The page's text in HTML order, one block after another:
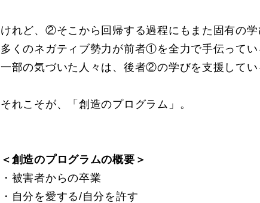
けれど、②そこから回帰する過程にもまた固有の学
多くのネガティブ勢力が前者①を全力で手伝ってい
一部の気づいた人々は、後者②の学びを支援してい
それこそが、「創造のプログラム」。
＜創造のプログラムの概要＞
・被害者からの卒業
・自分を愛する/自分を許す